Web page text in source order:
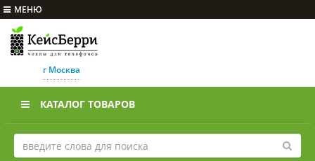
МЕНЮ
г Москва
КАТАЛОГ ТОВАРОВ